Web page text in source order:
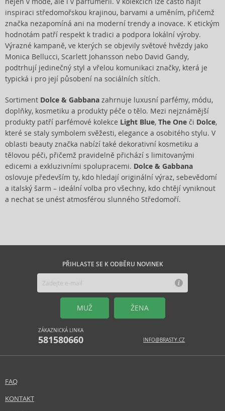
inspiraci středomořskou krajinou, barvami a uměním, přičemž
značka nezapomíná ani na moderní trendy a inovace. K etickým
hodnotám patří respekt k tradici a podpora lokální výroby.
Výrazné kampaně, ve kterých se objevily světové hvězdy jako
Monica Bellucci, Scarlett Johansson nebo David Gandy,
podtrhují jedinečný styl a vřelou komunikaci značky, která je
typická i pro její působení na sociálních sítích.
Sortiment Dolce & Gabbana zahrnuje luxusní parfémy, módu,
doplňky, kosmetiku a produkty péče o tělo. Mezi nejznámější
produkty patří parfémové kolekce Light Blue, The One či Dolce,
které se staly symbolem svěžesti, elegance a osobitého stylu. V
oblasti beauty značka nabízí také dekorativní kosmetiku a
tělovou péči, přičemž pravidelně přichází s limitovanými
edicemi a exkluzivními spolupracemi. Dolce & Gabbana
oslovuje především ty, kdo hledají originální výraz, sebevědomí
a italský šarm – ideální volba pro všechny, kdo chtějí vyniknout
a nechat se unést atmosférou slunného Středomoří.
PŘIHLASTE SE K ODBĚRU NOVINEK
MUŽ ŽENA
ZÁKAZNICKÁ LINKA
581580660 INFO@BRASTY.CZ
FAQ
KONTAKT